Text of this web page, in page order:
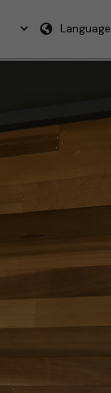
Language